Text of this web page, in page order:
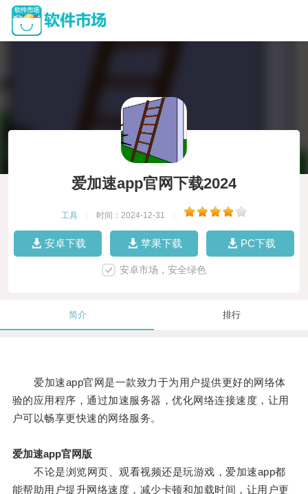
爱加速app官网下载2024
工具 时间：2024-12-31
安卓下载 苹果下载 PC下载
安卓市场，安全绿色
简介 排行
爱加速app官网是一款致力于为用户提供更好的网络体
验的应用程序，通过加速服务器，优化网络连接速度，让用
户可以畅享更快速的网络服务。
爱加速app官网版
不论是浏览网页、观看视频还是玩游戏，爱加速app都
能帮助用户提升网络速度，减少卡顿和加载时间，让用户更